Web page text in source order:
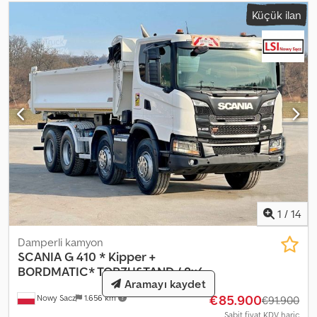
sağ Hız sınırlayıcı, ayarlanabilir, devir regülasyonu Teknoloji 2 DIN 5
inç ekranlı gelişmiş bilgi-eğlence sistemi FMS, filo yönetim
sistemlerine hazırlık için ağ geçidi Dış LED farlar, otomatik LED
gündüz farı ve pozisyon lambaları Ön sis farları LED 3 diyotlu Viraj
aydınlatması Ayarlanabilir tavan rüzgar deflektörü Kapı camı hava
deflektörü Sürücü Asistan Paketi (ADAS) Adaptif hız sabitleyici
(ACC) Şerit terk uyarı sistemi Aktif direksiyonlu şerit terk uyarısı
Aktif şerit takip asistanı Lastik Bilgileri Ön sol - 13 mm Ön sağ - 13
mm Arka sol iç - 9 mm Arka sol dış - 9 mm Arka sağ iç - 9 mm Arka
sağ dış - 10 mm
Küçük ilan
1 / 14
Nowy Sacz 1.656 km
Damperli kamyon
SCANIAG 410 * Kipper +
BORDMATIC* TOPZUSTAND / 8x4
€85.900€91.900
Sabit fiyat KDV hariç
Aramayı kaydet